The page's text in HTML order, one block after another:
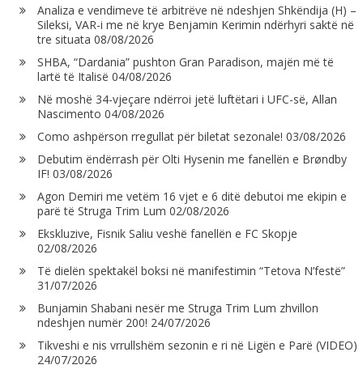
Analiza e vendimeve të arbitrëve në ndeshjen Shkëndija (H) –
Sileksi, VAR-i me në krye Benjamin Kerimin ndërhyri saktë në
tre situata 08/08/2026
SHBA, “Dardania” pushton Gran Paradison, majën më të
lartë të Italisë 04/08/2026
Në moshë 34-vjeçare ndërroi jetë luftëtari i UFC-së, Allan
Nascimento 04/08/2026
Como ashpërson rregullat për biletat sezonale! 03/08/2026
Debutim ëndërrash për Olti Hysenin me fanellën e Brøndby
IF! 03/08/2026
Agon Demiri me vetëm 16 vjet e 6 ditë debutoi me ekipin e
parë të Struga Trim Lum 02/08/2026
Ekskluzive, Fisnik Saliu veshë fanellën e FC Skopje
02/08/2026
Të dielën spektakël boksi në manifestimin “Tetova N’festë”
31/07/2026
Bunjamin Shabani nesër me Struga Trim Lum zhvillon
ndeshjen numër 200! 24/07/2026
Tikveshi e nis vrrullshëm sezonin e ri në Ligën e Parë (VIDEO)
24/07/2026